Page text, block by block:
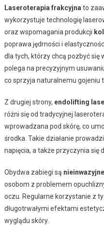
Laseroterapia frakcyjnato
wykorzystuje technologię
oraz wspomagania produkcji
poprawa jędrności i
dla tych, którzy chcą pozbyć się
polega na precyzyjnym
co sprzyja naturalnemu gojeniu
Z drugiej strony, endolifting
różni się od tradycyjnej
wprowadzana pod skórę, co
środka. Takie działanie
napięcia, a także przyczynia się
Obydwa zabiegi są nieinwazyjne
osobom z problemem
oczu. Regularne korzystanie z
długotrwałymi efektami
wyglądu skóry.